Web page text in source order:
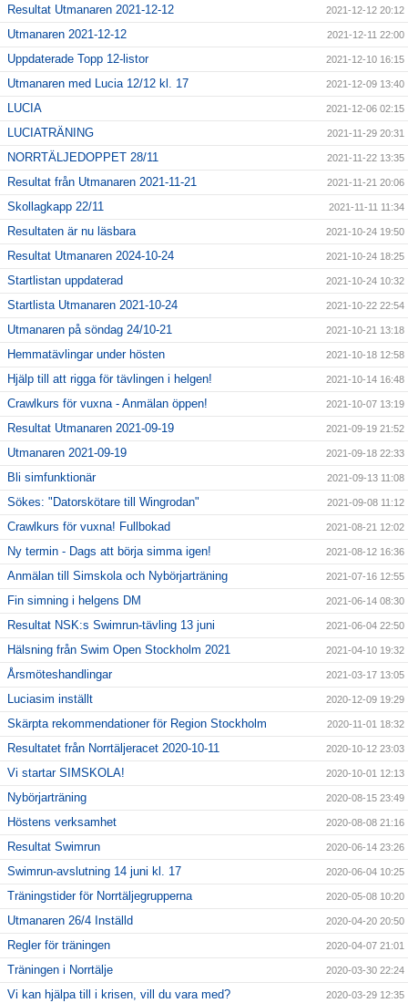
Resultat Utmanaren 2021-12-12 2021-12-12 20:12
Utmanaren 2021-12-12 2021-12-11 22:00
Uppdaterade Topp 12-listor 2021-12-10 16:15
Utmanaren med Lucia 12/12 kl. 17 2021-12-09 13:40
LUCIA 2021-12-06 02:15
LUCIATRÄNING 2021-11-29 20:31
NORRTÄLJEDOPPET 28/11 2021-11-22 13:35
Resultat från Utmanaren 2021-11-21 2021-11-21 20:06
Skollagkapp 22/11 2021-11-11 11:34
Resultaten är nu läsbara 2021-10-24 19:50
Resultat Utmanaren 2024-10-24 2021-10-24 18:25
Startlistan uppdaterad 2021-10-24 10:32
Startlista Utmanaren 2021-10-24 2021-10-22 22:54
Utmanaren på söndag 24/10-21 2021-10-21 13:18
Hemmatävlingar under hösten 2021-10-18 12:58
Hjälp till att rigga för tävlingen i helgen! 2021-10-14 16:48
Crawlkurs för vuxna - Anmälan öppen! 2021-10-07 13:19
Resultat Utmanaren 2021-09-19 2021-09-19 21:52
Utmanaren 2021-09-19 2021-09-18 22:33
Bli simfunktionär 2021-09-13 11:08
Sökes: "Datorskötare till Wingrodan" 2021-09-08 11:12
Crawlkurs för vuxna! Fullbokad 2021-08-21 12:02
Ny termin - Dags att börja simma igen! 2021-08-12 16:36
Anmälan till Simskola och Nybörjarträning 2021-07-16 12:55
Fin simning i helgens DM 2021-06-14 08:30
Resultat NSK:s Swimrun-tävling 13 juni 2021-06-04 22:50
Hälsning från Swim Open Stockholm 2021 2021-04-10 19:32
Årsmöteshandlingar 2021-03-17 13:05
Luciasim inställt 2020-12-09 19:29
Skärpta rekommendationer för Region Stockholm 2020-11-01 18:32
Resultatet från Norrtäljeracet 2020-10-11 2020-10-12 23:03
Vi startar SIMSKOLA! 2020-10-01 12:13
Nybörjarträning 2020-08-15 23:49
Höstens verksamhet 2020-08-08 21:16
Resultat Swimrun 2020-06-14 23:26
Swimrun-avslutning 14 juni kl. 17 2020-06-04 10:25
Träningstider för Norrtäljegrupperna 2020-05-08 10:20
Utmanaren 26/4 Inställd 2020-04-20 20:50
Regler för träningen 2020-04-07 21:01
Träningen i Norrtälje 2020-03-30 22:24
Vi kan hjälpa till i krisen, vill du vara med? 2020-03-29 12:35